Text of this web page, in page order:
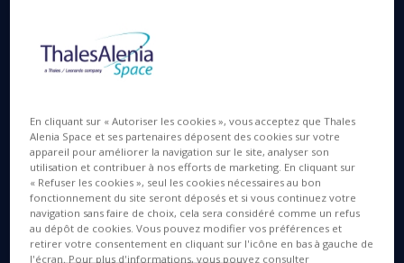
3 NOV. 2025
Avec ce quatrième et dernier satellite en
orbite, la constellation est désormais
complète!
Le quatrième satellite radar à synthèse d’ouverture
(SAR) de la constellation baptisée « 425 Project »
En cliquant sur « Autoriser les cookies », vous acceptez que Thales
Alenia Space et ses partenaires déposent des cookies sur votre
appareil pour améliorer la navigation sur le site, analyser son
utilisation et contribuer à nos efforts de marketing. En cliquant sur
« Refuser les cookies », seul les cookies nécessaires au bon
fonctionnement du site seront déposés et si vous continuez votre
navigation sans faire de choix, cela sera considéré comme un refus
au dépôt de cookies. Vous pouvez modifier vos préférences et
retirer votre consentement en cliquant sur l'icône en bas à gauche de
l'écran. Pour plus d'informations, vous pouvez consulter